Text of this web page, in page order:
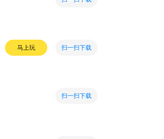
马上玩 扫一扫下载
扫一扫下载